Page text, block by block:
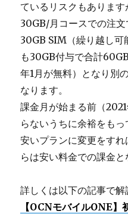
ているリスクもありま
30GB/月コースでの注文
30GB SIM（繰り越し可
も30GB付与で合計
年1月が無料）となり別
なります。
課金月が始まる前（
らないうちに余裕をも
安いプランに変更をす
らは安い料金での課金と
詳しくは以下の記事で解
【OCNモバイルONE